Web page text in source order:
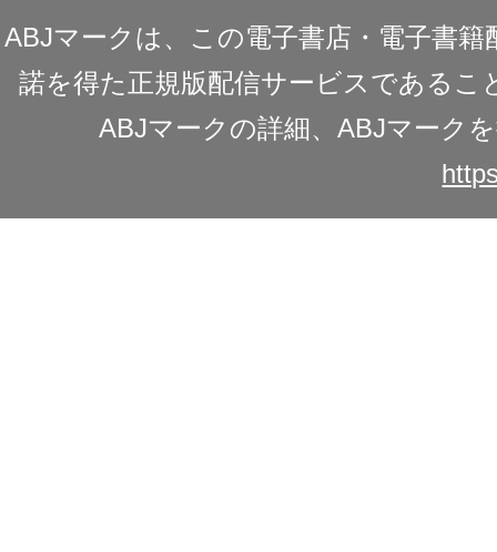
ABJマークは、この電子書店・電子書
諾を得た正規版配信サービスであるこ
ABJマークの詳細、ABJマーク